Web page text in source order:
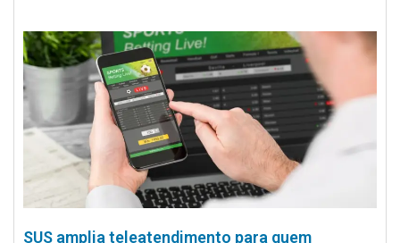
SUS amplia teleatendimento para quem